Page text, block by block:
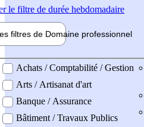
le filtre de durée hebdomadaire
filtres de Domaine professionnel
professionel
Achats / Comptabilité / Gestion
Arts / Artisanat d'art
Banque / Assurance
Bâtiment / Travaux Publics